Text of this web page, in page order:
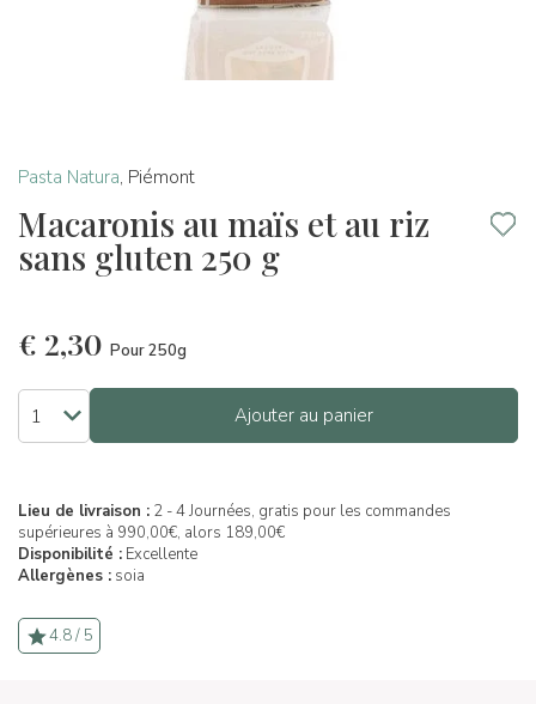
Pasta Natura, Piémont
Macaronis au maïs et au riz
sans gluten 250 g
€ 2,30 Pour 250g
Ajouter au panier
Lieu de livraison : 2 - 4 Journées, gratis pour les commandes
supérieures à 990,00€, alors 189,00€
Disponibilité : Excellente
Allergènes : soia
4.8 / 5